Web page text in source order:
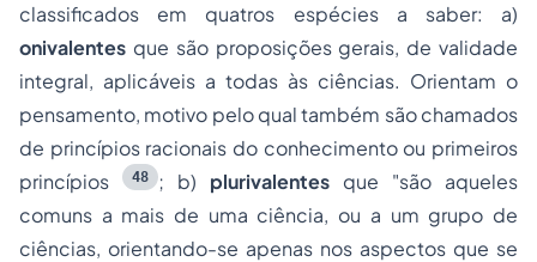
classificados em quatros espécies a saber: a)
onivalentes que são proposições gerais, de validade
integral, aplicáveis a todas às ciências. Orientam o
pensamento, motivo pelo qual também são chamados
de princípios racionais do conhecimentoou primeiros
princípios
48 ; b) plurivalentes que "são aqueles
comuns a mais de uma ciência, ou a um grupo de
ciências, orientando-se apenas nos aspectos que se